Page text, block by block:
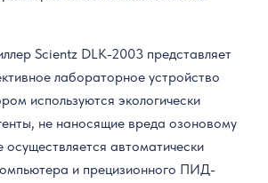
Scientz DLK-2003 представляет
лабораторное устройство
используются экологически
не наносящие вреда озоновому
автоматически
и прецизионного ПИД-